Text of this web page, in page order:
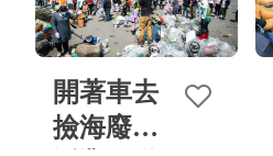
開著車去
撿海廢：